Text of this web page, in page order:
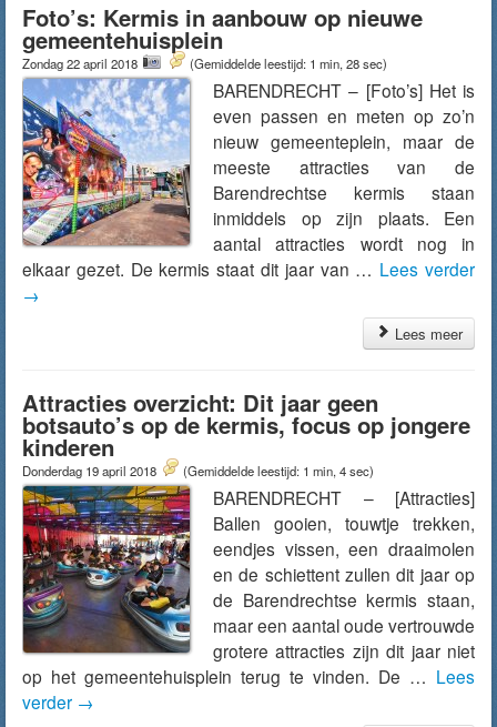
Foto’s: Kermis in aanbouw op nieuwe
gemeentehuisplein
Zondag 22 april 2018 (Gemiddelde leestijd: 1 min, 28 sec)
BARENDRECHT – [Foto’s] Het is
even passen en meten op zo’n
nieuw gemeenteplein, maar de
meeste attracties van de
Barendrechtse kermis staan
inmiddels op zijn plaats. Een
aantal attracties wordt nog in
elkaar gezet. De kermis staat dit jaar van … Lees verder
→
Lees meer
Attracties overzicht: Dit jaar geen
botsauto’s op de kermis, focus op jongere
kinderen
Donderdag 19 april 2018 (Gemiddelde leestijd: 1 min, 4 sec)
BARENDRECHT – [Attracties]
Ballen gooien, touwtje trekken,
eendjes vissen, een draaimolen
en de schiettent zullen dit jaar op
de Barendrechtse kermis staan,
maar een aantal oude vertrouwde
grotere attracties zijn dit jaar niet
op het gemeentehuisplein terug te vinden. De … Lees
verder →